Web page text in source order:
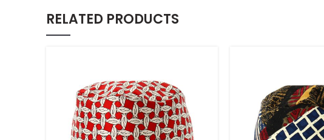
RELATED PRODUCTS